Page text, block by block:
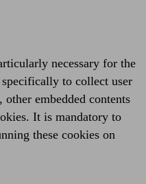
necessary for the
to collect user
embedded contents
It is mandatory to
these cookies on